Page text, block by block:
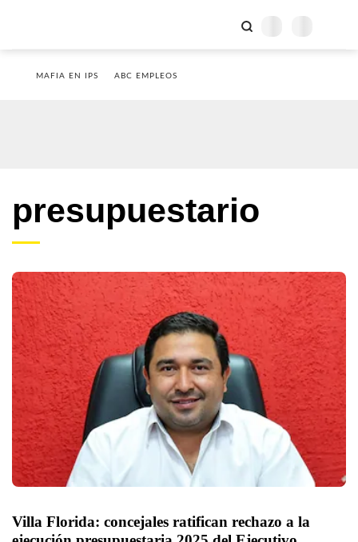
MAFIA EN IPS ABC EMPLEOS
presupuestario
Villa Florida: concejales ratifican rechazo a la